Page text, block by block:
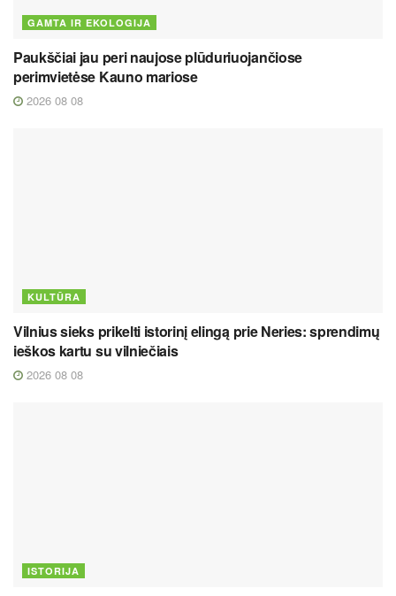
GAMTA IR EKOLOGIJA
Paukščiai jau peri naujose plūduriuojančiose
perimvietėse Kauno mariose
2026 08 08
KULTŪRA
Vilnius sieks prikelti istorinį elingą prie Neries: sprendimų
ieškos kartu su vilniečiais
2026 08 08
ISTORIJA